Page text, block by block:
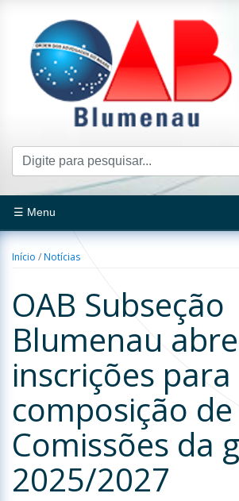
☰ Menu
Início /Notícias
OAB Subseção
Blumenau abre
inscrições para
composição de
Comissões da
2025/2027